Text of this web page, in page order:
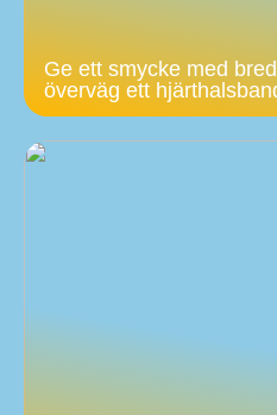
Ge ett smycke med
överväg ett